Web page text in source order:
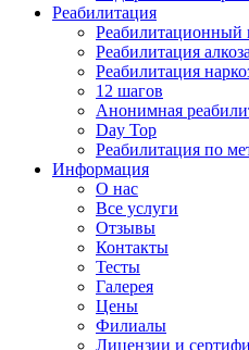
Реабилитация
Реабилитационный
Реабилитация
Реабилитация
12 шагов
Анонимная
Day Top
Реабилитация по
Информация
О нас
Все услуги
Отзывы
Контакты
Тесты
Галерея
Цены
Филиалы
Лицензии и